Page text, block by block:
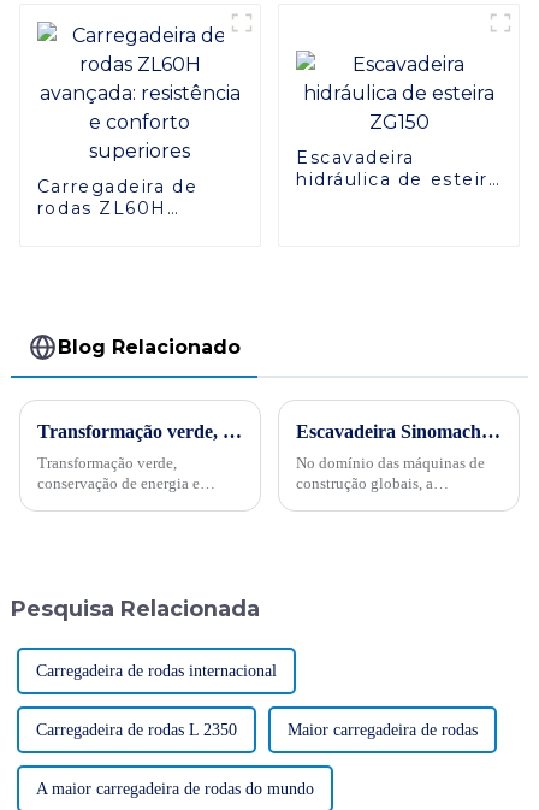
Carregadeira de
rodas ZL60H
Escavadeira
hidráulica de esteira
Blog Relacionado
Transformação verde, conservação de energia e trabalho árduoPor ocasião da “34ª Semana Publicitária de Conservação de Energia” nacional de 2024, no dia 15 de maio, empresas internacionais realizaram projetos de energia
Transformação verde,
conservação de energia e
Escavadeira Sinomach atinge um marco de 14.522,3 horas de operação！
No domínio das máquinas de
construção globais, a
Pesquisa Relacionada
Carregadeira de rodas internacional
Carregadeira de rodas L 2350 Maior carregadeira de rodas
A maior carregadeira de rodas do mundo